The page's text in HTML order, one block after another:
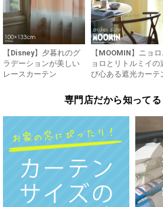
【Disney】夕暮れのグ
ラデーションが美しい
レースカーテン
【MOOMIN】ニョロ
ョロとリトルミイの
び心ある遮光カーテ
専門店だから知って